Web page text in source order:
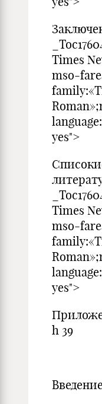
Times
mso-
yes">
Times
mso-
yes">
h 39